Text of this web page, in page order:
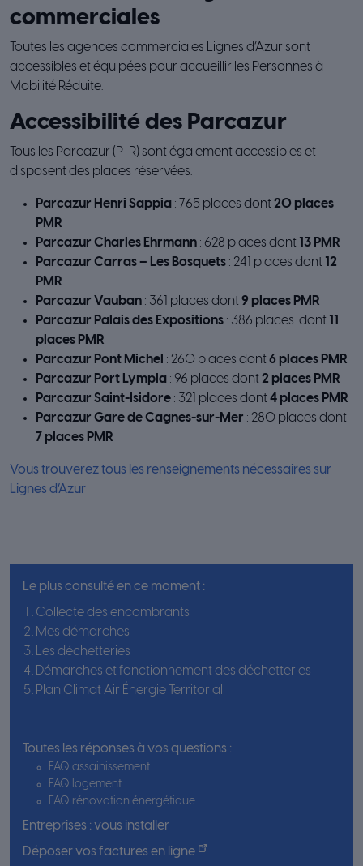
commerciales
Toutes les agences commerciales Lignes d’Azur sont
accessibles et équipées pour accueillir les Personnes à
Mobilité Réduite.
Accessibilité des Parcazur
Tous les Parcazur (P+R) sont également accessibles et
disposent des places réservées.
Parcazur Henri Sappia : 765 places dont20 places
PMR
Parcazur Charles Ehrmann : 628 places dont 13 PMR
Parcazur Carras – Les Bosquets : 241 places dont 12
PMR
Parcazur Vauban : 361 places dont9 places PMR
Parcazur Palais des Expositions : 386 places dont 11
places PMR
Parcazur Pont Michel : 260 places dont6 places PMR
Parcazur Port Lympia : 96 places dont2 places PMR
Parcazur Saint-Isidore : 321 places dont4 places PMR
Parcazur Gare de Cagnes-sur-Mer : 280 places dont
7 places PMR
Vous trouverez tous les renseignements nécessaires sur
Lignes d’Azur
Le plus consulté en ce moment :
Collecte des encombrants
Mes démarches
Les déchetteries
Démarches et fonctionnement des déchetteries
Plan Climat Air Énergie Territorial
Toutes les réponses à vos questions :
FAQ assainissement
FAQ logement
FAQ rénovation énergétique
Entreprises : vous installer
Déposer vos factures en ligne